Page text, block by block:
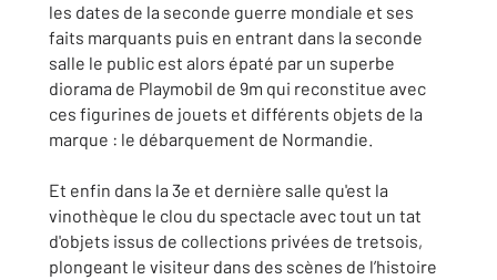
les dates de la seconde guerre mondiale et ses
faits marquants puis en entrant dans la seconde
salle le public est alors épaté par un superbe
diorama de Playmobil de 9m qui reconstitue avec
ces figurines de jouets et différents objets de la
marque : le débarquement de Normandie.
Et enfin dans la 3e et dernière salle qu'est la
vinothèque le clou du spectacle avec tout un tat
d'objets issus de collections privées de tretsois,
plongeant le visiteur dans des scènes de l’histoire